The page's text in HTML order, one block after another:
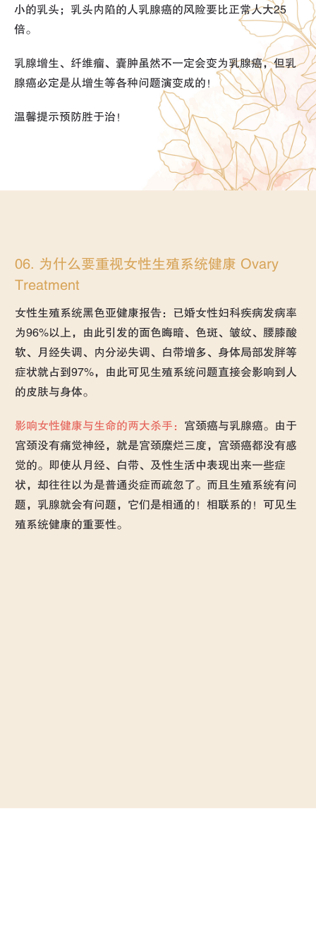
小的乳头；乳头内陷的人乳腺癌的风险要比正常人大25
倍。
乳腺增生、纤维瘤、囊肿虽然不一定会变为乳腺癌，但乳
腺癌必定是从增生等各种问题演变成的！
温馨提示预防胜于治！
06. 为什么要重视女性生殖系统健康 Ovary
Treatment
女性生殖系统黑色亚健康报告：已婚女性妇科疾病发病率
为96%以上，由此引发的面色晦暗、色斑、皱纹、腰膝酸
软、月经失调、内分泌失调、白带增多、身体局部发胖等
症状就占到97%，由此可见生殖系统问题直接会影响到人
的皮肤与身体。
影响女性健康与生命的两大杀手： 宫颈癌与乳腺癌。由于
宫颈没有痛觉神经，就是宫颈糜烂三度，宫颈癌都没有感
觉的。即使从月经、白带、及性生活中表现出来一些症
状，却往往以为是普通炎症而疏忽了。而且生殖系统有问
题，乳腺就会有问题，它们是相通的！相联系的！可见生
殖系统健康的重要性。